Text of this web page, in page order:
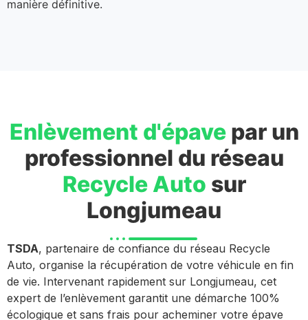
manière définitive.
Enlèvement d'épavepar un
professionnel du réseau
Recycle Auto sur
Longjumeau
TSDA, partenaire de confiance du réseau Recycle
Auto, organise la récupération de votre véhicule en fin
de vie. Intervenant rapidement sur Longjumeau, cet
expert de l’enlèvement garantit une démarche 100%
écologique et sans frais pour acheminer votre épave